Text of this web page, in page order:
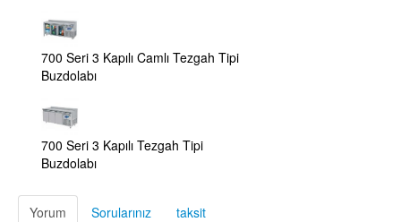
700 Seri 3 Kapılı Camlı Tezgah Tipi
Buzdolabı
700 Seri 3 Kapılı Tezgah Tipi
Buzdolabı
Yorum Sorularınız taksit